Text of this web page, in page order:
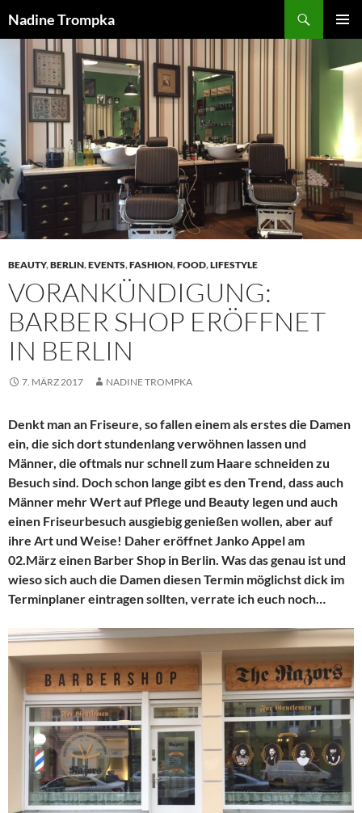
Inhalt
springen
Nadine Trompka
BEAUTY,BERLIN,EVENTS,FASHION,FOOD,LIFESTYLE
VORANKÜNDIGUNG:
BARBER SHOP ERÖFFNET
IN BERLIN
7. MÄRZ 2017 NADINE TROMPKA
Denkt man an Friseure, so fallen einem als erstes die Damen
ein, die sich dort stundenlang verwöhnen lassen und
Männer, die oftmals nur schnell zum Haare schneiden zu
Besuch sind. Doch schon lange gibt es den Trend, dass auch
Männer mehr Wert auf Pflege und Beauty legen und auch
einen Friseurbesuch ausgiebig genießen wollen, aber auf
ihre Art und Weise! Daher eröffnet Janko Appel am
02.März einen Barber Shop in Berlin. Was das genau ist und
wieso sich auch die Damen diesen Termin möglichst dick im
Terminplaner eintragen sollten, verrate ich euch noch…